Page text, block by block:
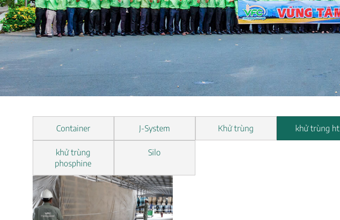
Container J-System Khử trùng khử trùng ht
khử trùng
phosphine
Silo